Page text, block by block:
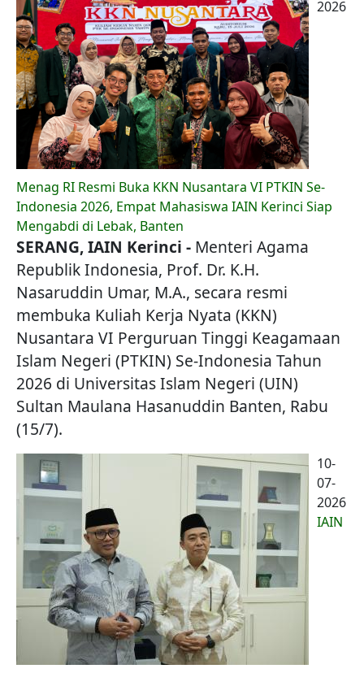
2026
Menag RI Resmi Buka KKN Nusantara VI PTKIN Se-
Indonesia 2026, Empat Mahasiswa IAIN Kerinci Siap
Mengabdi di Lebak, Banten
SERANG, IAIN Kerinci - Menteri Agama
Republik Indonesia, Prof. Dr. K.H.
Nasaruddin Umar, M.A., secara resmi
membuka Kuliah Kerja Nyata (KKN)
Nusantara VI Perguruan Tinggi Keagamaan
Islam Negeri (PTKIN) Se-Indonesia Tahun
2026 di Universitas Islam Negeri (UIN)
Sultan Maulana Hasanuddin Banten, Rabu
(15/7).
10-
07-
2026
IAIN